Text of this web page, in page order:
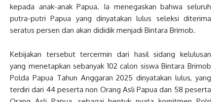
kepada anak-anak Papua. Ia menegaskan bahwa seluruh
putra-putri Papua yang dinyatakan lulus seleksi diterima
seratus persen dan akan dididik menjadi Bintara Brimob.
Kebijakan tersebut tercermin dari hasil sidang kelulusan
yang menetapkan sebanyak 102 calon siswa Bintara Brimob
Polda Papua Tahun Anggaran 2025 dinyatakan lulus, yang
terdiri dari 44 peserta non Orang Asli Papua dan 58 peserta